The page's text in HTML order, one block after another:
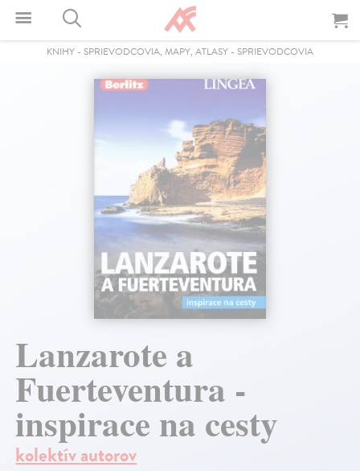
KNIHY - SPRIEVODCOVIA, MAPY, ATLASY - SPRIEVODCOVIA
Lanzarote a
Fuerteventura -
inspirace na cesty
kolektív autorov